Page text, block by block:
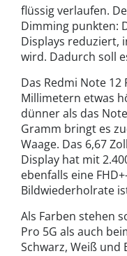
flüssig verlaufen.
Dimming punkten:
Displays reduziert,
wird. Dadurch soll
Das Redmi Note 12
Millimetern etwas
dünner als das
Gramm bringt es
Waage. Das 6,67
Display hat mit
ebenfalls eine
Bildwiederholrate
Als Farben stehen
Pro 5G als auch
Schwarz, Weiß und